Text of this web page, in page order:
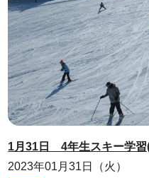
1月31日 4年生スキー学習
2023年01月31日（火）